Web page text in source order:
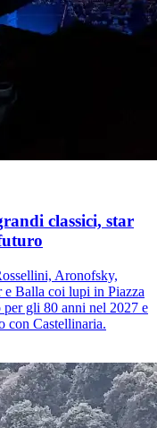
classici, star
Aronofsky,
e Balla coi lupi in Piazza
gli 80 anni nel 2027 e
con Castellinaria.